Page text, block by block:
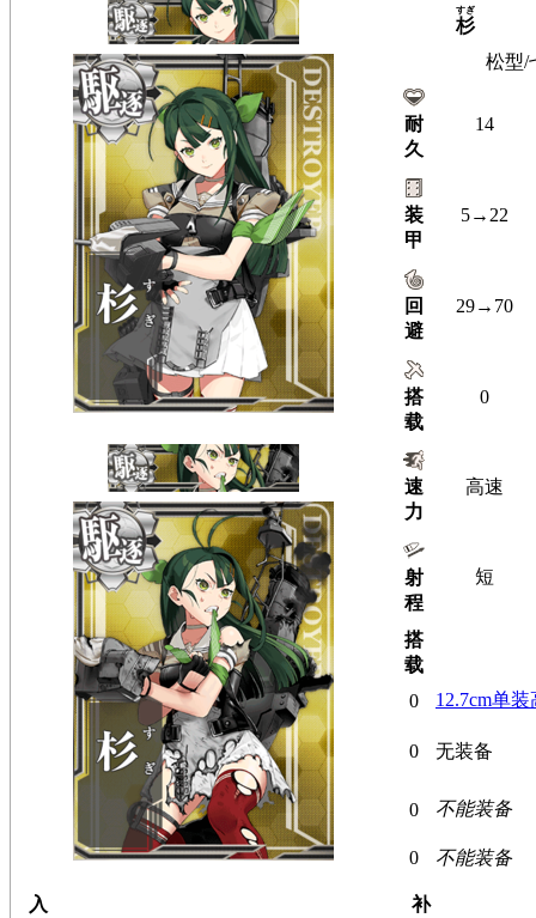
杉
すぎ
松型/
耐
久
14
装
甲
5→22
回
避
29→70
搭
载
0
速
力
高速
射
程
短
搭
载
0
12.7cm单
0 无装备
0 不能装备
0 不能装备
入
补